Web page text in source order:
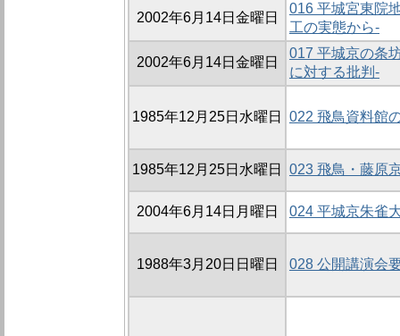
2002年6月14日金曜日
016 平城宮東院
工の実態から-
2002年6月14日金曜日
017 平城京の条
に対する批判-
1985年12月25日水曜日 022 飛鳥資料館
1985年12月25日水曜日 023 飛鳥・藤原
2004年6月14日月曜日 024 平城京朱雀
1988年3月20日日曜日 028 公開講演会